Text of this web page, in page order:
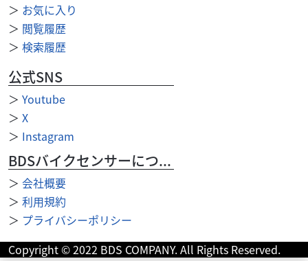
＞ お気に入り
＞ 閲覧履歴
＞ 検索履歴
公式SNS
＞ Youtube
＞ X
＞ Instagram
BDSバイクセンサーについて
＞ 会社概要
＞ 利用規約
＞ プライバシーポリシー
Copyright © 2022 BDS COMPANY. All Rights Reserved.